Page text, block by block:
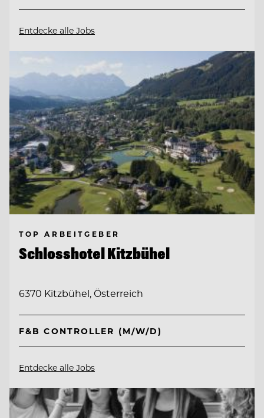
Entdecke alle Jobs
TOP ARBEITGEBER
Schlosshotel Kitzbühel
6370 Kitzbühel, Österreich
F&B CONTROLLER (M/W/D)
Entdecke alle Jobs